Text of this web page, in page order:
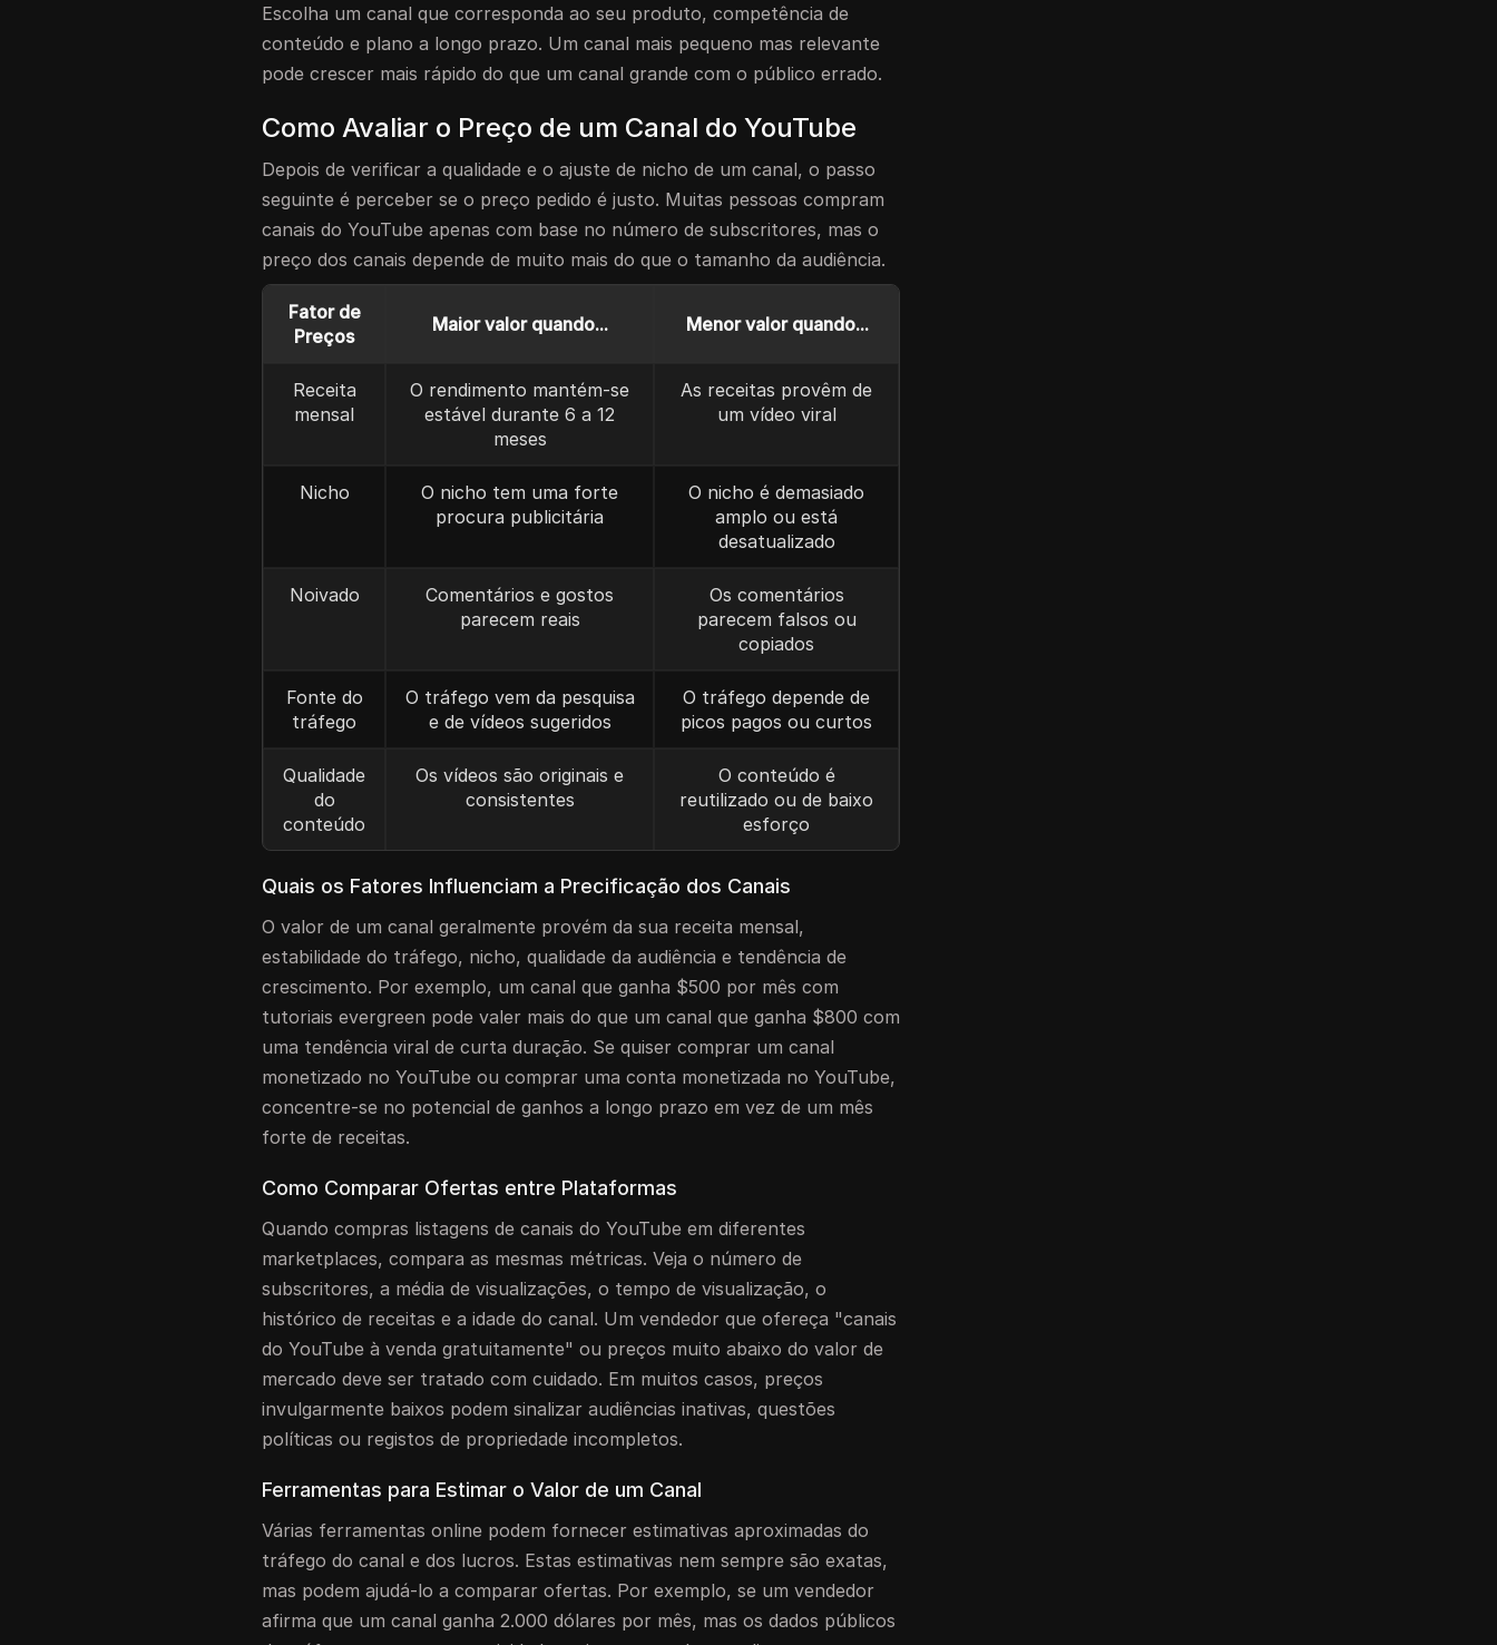
Escolha um canal que corresponda ao seu produto, competência de
conteúdo e plano a longo prazo. Um canal mais pequeno mas relevante
pode crescer mais rápido do que um canal grande com o público errado.
Como Avaliar o Preço de um Canal do YouTube
Depois de verificar a qualidade e o ajuste de nicho de um canal, o passo
seguinte é perceber se o preço pedido é justo. Muitas pessoas compram
canais do YouTube apenas com base no número de subscritores, mas o
preço dos canais depende de muito mais do que o tamanho da audiência.
Fator de
Preços
Maior valor quando... Menor valor quando...
Receita
mensal
O rendimento mantém-se
estável durante 6 a 12
meses
As receitas provêm de
um vídeo viral
Nicho
O nicho tem uma forte
procura publicitária
O nicho é demasiado
amplo ou está
desatualizado
Noivado
Comentários e gostos
parecem reais
Os comentários
parecem falsos ou
copiados
Fonte do
tráfego
O tráfego vem da pesquisa
e de vídeos sugeridos
O tráfego depende de
picos pagos ou curtos
Qualidade
do
conteúdo
Os vídeos são originais e
consistentes
O conteúdo é
reutilizado ou de baixo
esforço
Quais os Fatores Influenciam a Precificação dos Canais
O valor de um canal geralmente provém da sua receita mensal,
estabilidade do tráfego, nicho, qualidade da audiência e tendência de
crescimento. Por exemplo, um canal que ganha $500 por mês com
tutoriais evergreen pode valer mais do que um canal que ganha $800 com
uma tendência viral de curta duração. Se quiser comprar um canal
monetizado no YouTube ou comprar uma conta monetizada no YouTube,
concentre-se no potencial de ganhos a longo prazo em vez de um mês
forte de receitas.
Como Comparar Ofertas entre Plataformas
Quando compras listagens de canais do YouTube em diferentes
marketplaces, compara as mesmas métricas. Veja o número de
subscritores, a média de visualizações, o tempo de visualização, o
histórico de receitas e a idade do canal. Um vendedor que ofereça "canais
do YouTube à venda gratuitamente" ou preços muito abaixo do valor de
mercado deve ser tratado com cuidado. Em muitos casos, preços
invulgarmente baixos podem sinalizar audiências inativas, questões
políticas ou registos de propriedade incompletos.
Ferramentas para Estimar o Valor de um Canal
Várias ferramentas online podem fornecer estimativas aproximadas do
tráfego do canal e dos lucros. Estas estimativas nem sempre são exatas,
mas podem ajudá-lo a comparar ofertas. Por exemplo, se um vendedor
afirma que um canal ganha 2.000 dólares por mês, mas os dados públicos